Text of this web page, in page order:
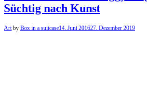
Süchtig nach Kunst
Artby Box in a suitcase14. Juni 201627. Dezember 2019